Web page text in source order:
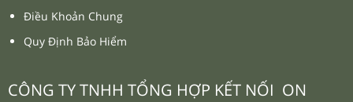
CÔNG TY TNHH TỔNG HỢP KẾT NỐI ON
Điều Khoản Chung
Quy Định Bảo Hiểm